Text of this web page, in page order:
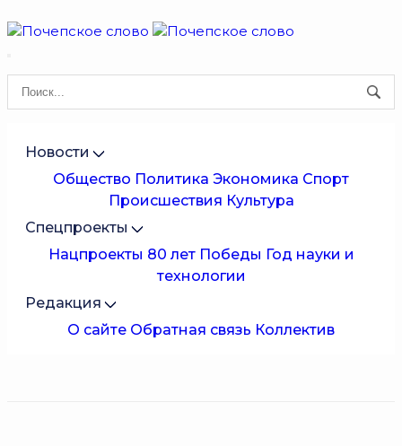
Новости
Общество Политика Экономика Спорт
Происшествия Культура
Спецпроекты
Нацпроекты 80 лет Победы Год науки и
технологии
Редакция
О сайте Обратная связь Коллектив